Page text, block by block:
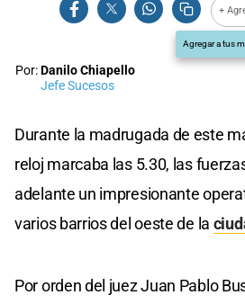
+
Agregar a tus
Por:Danilo Chiapello
Jefe Sucesos
Durante la madrugada de este
reloj marcaba las 5.30, las
adelante un impresionante
varios barrios del oeste de la
Por orden del juez Juan Pablo